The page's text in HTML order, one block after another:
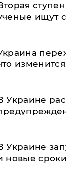
ищут
Украине
Украине
новые